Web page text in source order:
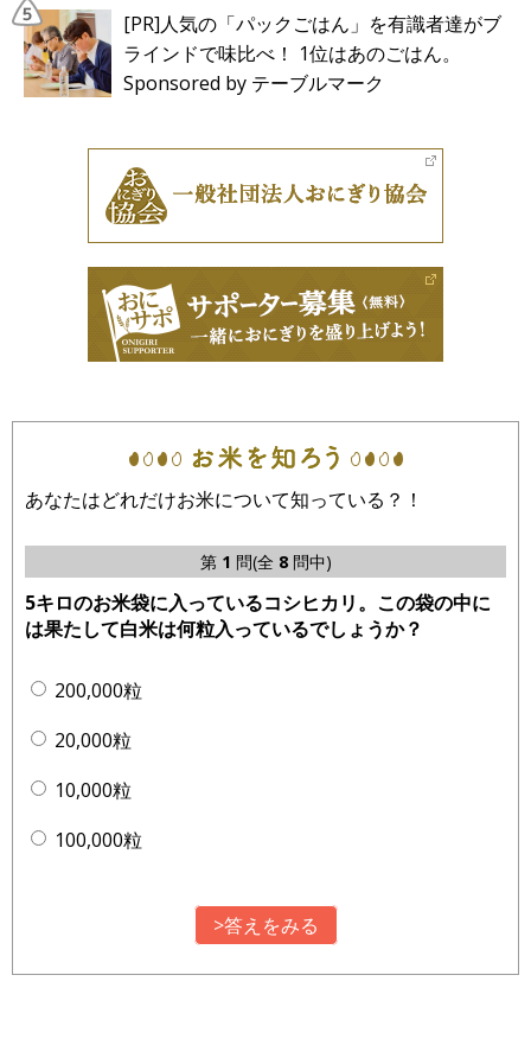
[PR]人気の「パックごはん」を有識者達がブ
ラインドで味比べ！ 1位はあのごはん。
Sponsored by テーブルマーク
あなたはどれだけお米について知っている？！
第 1 問(全 8問中)
5キロのお米袋に入っているコシヒカリ。この袋の中に
は果たして白米は何粒入っているでしょうか？
200,000粒
20,000粒
10,000粒
100,000粒
>答えをみる